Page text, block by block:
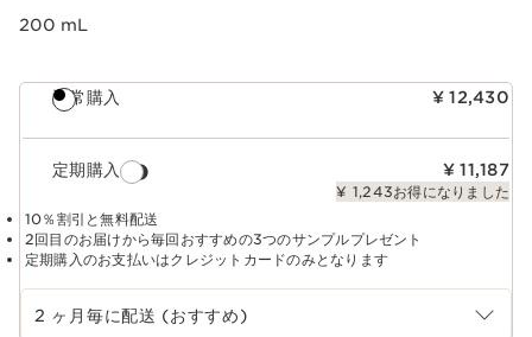
200 mL
通常購入 ¥ 12,430
定期購入 ¥ 11,187
¥ 1,243お得になりました
10％割引と無料配送
2回目のお届けから毎回おすすめの3つのサンプルプレゼント
定期購入のお支払いはクレジットカードのみとなります
定期購入の期間を選択
2 ヶ月毎に配送 (おすすめ)